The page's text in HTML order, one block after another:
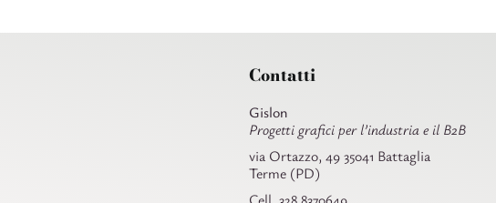
Contatti
Gislon
Progetti grafici per l’industria e il B2B
via Ortazzo, 49 35041 Battaglia
Terme (PD)